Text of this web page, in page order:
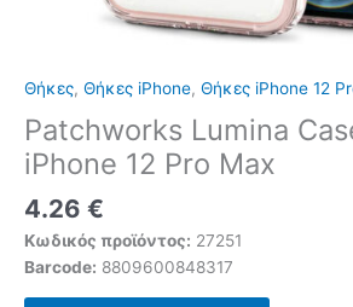
Θήκες, Θήκες iPhone, Θήκες iPhone 12
Patchworks Lumina
iPhone 12 Pro Max
4.26 €
Κωδικός προϊόντος: 27251
Barcode: 8809600848317